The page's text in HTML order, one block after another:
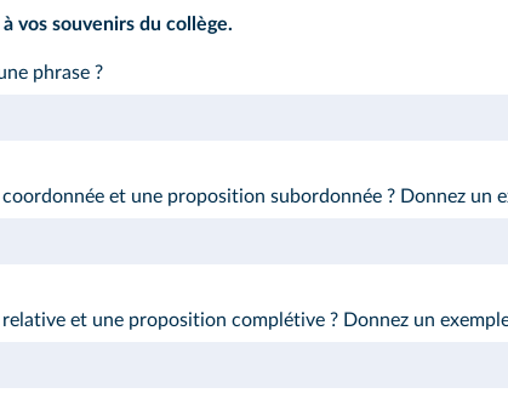
vos souvenirs du collège.
phrase ?
et une proposition subordonnée ? Donnez un
et une proposition complétive ? Donnez un